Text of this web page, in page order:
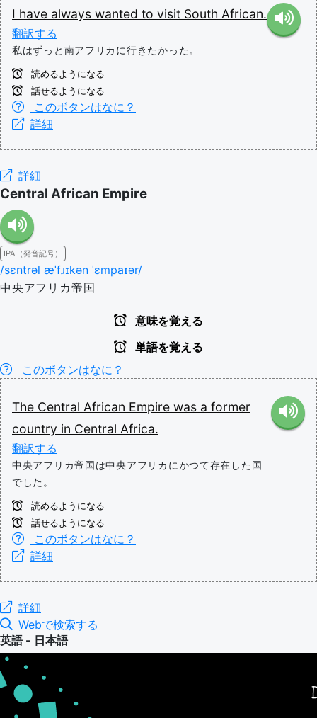
I have always wanted to visit South African.
翻訳する
私はずっと南アフリカに行きたかった。
読めるようになる
話せるようになる
このボタンはなに？
詳細
詳細
Central African Empire
IPA（発音記号）
/sɛntrəl æˈfɹɪkən ˈɛmpaɪər/
中央アフリカ帝国
意味を覚える
単語を覚える
このボタンはなに？
The Central African Empire was a former
country in Central Africa.
翻訳する
中央アフリカ帝国は中央アフリカにかつて存在した国
でした。
読めるようになる
話せるようになる
このボタンはなに？
詳細
詳細
Webで検索する
英語 - 日本語